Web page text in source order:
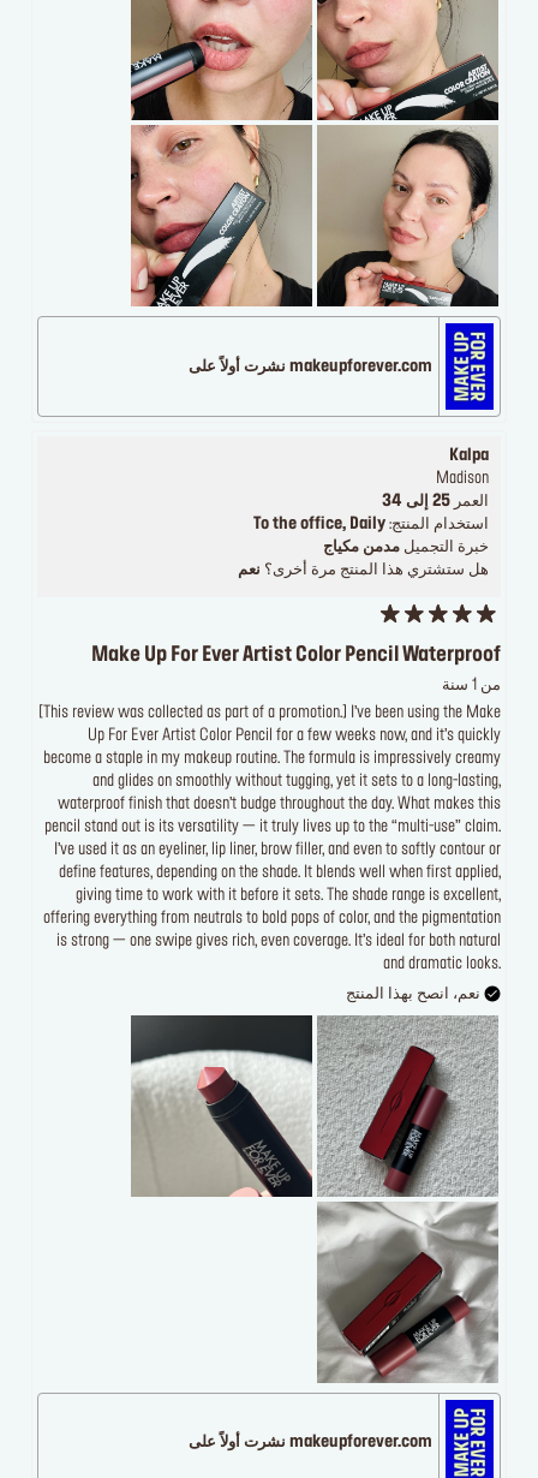
makeupforever.com نشرت أولاً على
Kalpa
Madison
العمر 25 إلى 34
استخدام المنتج: To the office, Daily
خبرة التجميل مدمن مكياج
هل ستشتري هذا المنتج مرة أخرى؟ نعم
Make Up For Ever Artist Color Pencil Waterproof
من 1 سنة
[This review was collected as part of a promotion.] I’ve been using the Make
Up For Ever Artist Color Pencil for a few weeks now, and it’s quickly
become a staple in my makeup routine. The formula is impressively creamy
and glides on smoothly without tugging, yet it sets to a long-lasting,
waterproof finish that doesn’t budge throughout the day. What makes this
pencil stand out is its versatility — it truly lives up to the “multi-use” claim.
I’ve used it as an eyeliner, lip liner, brow filler, and even to softly contour or
define features, depending on the shade. It blends well when first applied,
giving time to work with it before it sets. The shade range is excellent,
offering everything from neutrals to bold pops of color, and the pigmentation
is strong — one swipe gives rich, even coverage. It’s ideal for both natural
and dramatic looks.
نعم، انصح بهذا المنتج
makeupforever.com نشرت أولاً على